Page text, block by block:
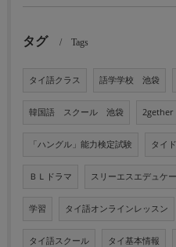
タグ Tags
タイ語クラス 語学学校 池袋
韓国語 スクール 池袋 2gether
「ハングル」能力検定試験 タイ
ＢＬドラマ スリーエスエデュケ
学習 タイ語オンラインレッスン
タイ語スクール タイ基本情報